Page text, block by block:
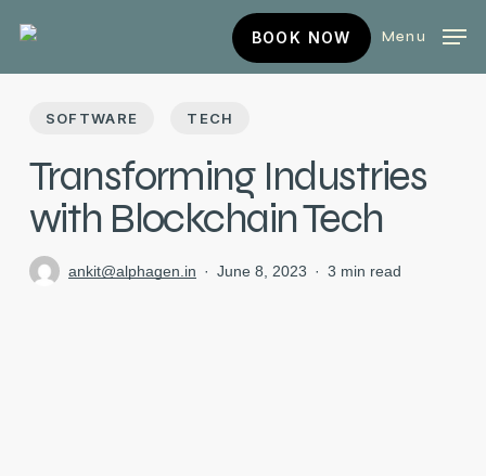
main
BOOK NOW
BOOK
NOW
Menu
SOFTWARE TECH
Transforming Industries
with Blockchain Tech
ankit@alphagen.in June 8, 2023 3 min read